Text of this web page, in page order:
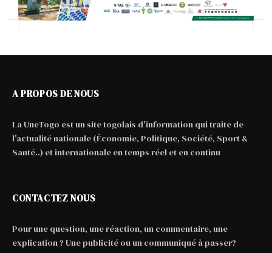
A PROPOS DE NOUS
La UneTogo est un site togolais d'information qui traite de
l'actualité nationale (Économie, Politique, Société, Sport &
Santé..) et internationale en temps réel et en continu
CONTACTEZ NOUS
Pour une question, une réaction, un commentaire, une
explication ? Une publicité ou un communiqué à passer?